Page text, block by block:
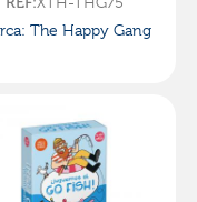
The Happy Gang